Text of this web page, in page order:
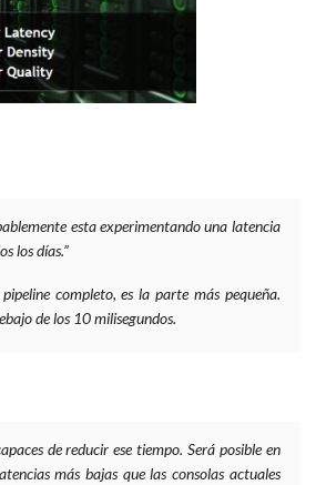
esta experimentando una latencia
los días.”
completo, es la parte más pequeña.
de los 10 milisegundos.
de reducir ese tiempo. Será posible en
más bajas que las consolas actuales